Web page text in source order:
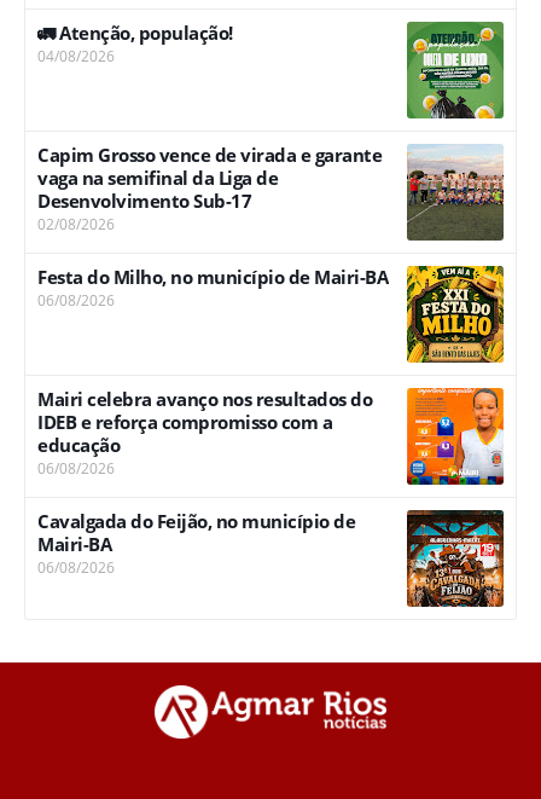
🚛 Atenção, população!
04/08/2026
Capim Grosso vence de virada e garante
vaga na semifinal da Liga de
Desenvolvimento Sub-17
02/08/2026
Festa do Milho, no município de Mairi-BA
06/08/2026
Mairi celebra avanço nos resultados do
IDEB e reforça compromisso com a
educação
06/08/2026
Cavalgada do Feijão, no município de
Mairi-BA
06/08/2026